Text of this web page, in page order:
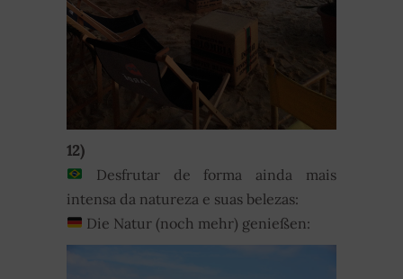
12)
Desfrutar de forma ainda mais
intensa da natureza e suas belezas:
Die Natur (noch mehr) genießen: